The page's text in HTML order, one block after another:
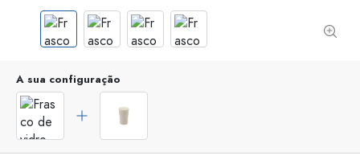
A sua configuração